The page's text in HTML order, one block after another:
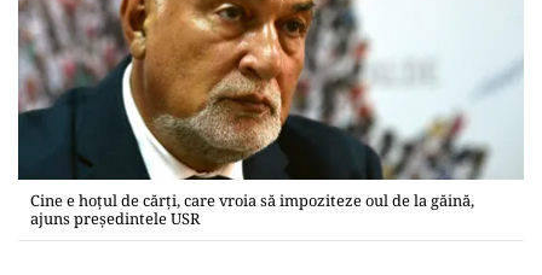
Cine e hoțul de cărți, care vroia să impoziteze oul de la găină,
ajuns președintele USR